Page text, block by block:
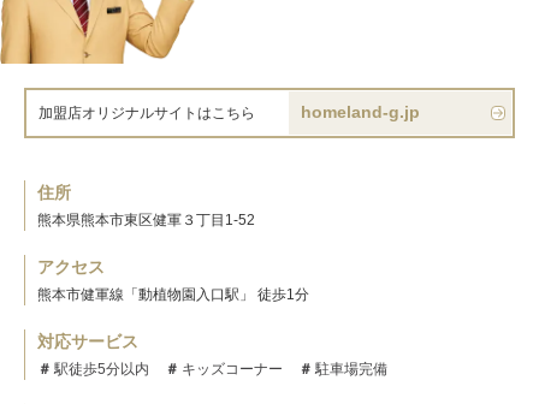
加盟店オリジナルサイトはこちら homeland-g.jp
住所
熊本県熊本市東区健軍３丁目1-52
アクセス
熊本市健軍線「動植物園入口駅」 徒歩1分
対応サービス
駅徒歩5分以内 キッズコーナー 駐車場完備